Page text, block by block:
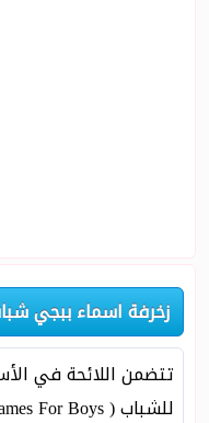
زخرفة اسماء ببجي
تتضمن اللائحة في